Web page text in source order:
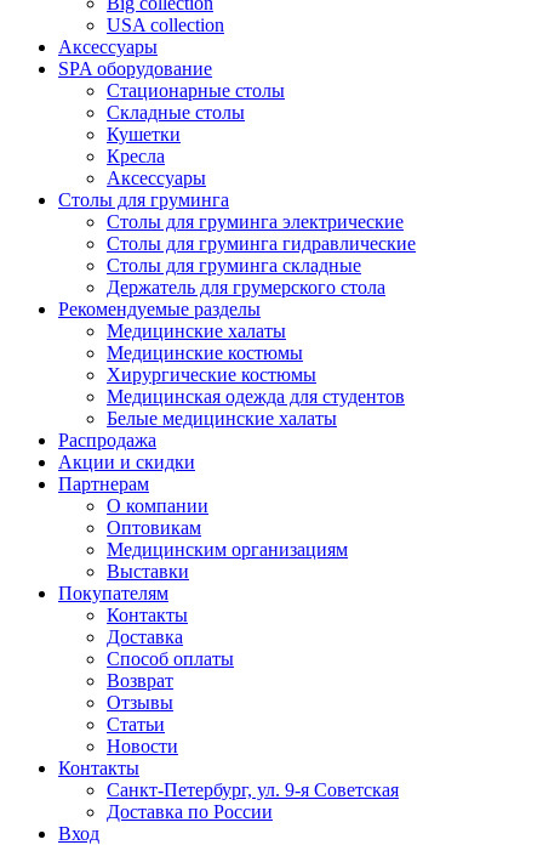
USA collection
Аксессуары
SPA оборудование
Стационарные столы
Складные столы
Кушетки
Кресла
Аксессуары
Столы для груминга
Столы для груминга электрические
Столы для груминга гидравлические
Столы для груминга складные
Держатель для грумерского стола
Рекомендуемые разделы
Медицинские халаты
Медицинские костюмы
Хирургические костюмы
Медицинская одежда для студентов
Белые медицинские халаты
Распродажа
Акции и скидки
Партнерам
О компании
Оптовикам
Медицинским организациям
Выставки
Покупателям
Контакты
Доставка
Способ оплаты
Возврат
Отзывы
Статьи
Новости
Контакты
Санкт-Петербург, ул. 9-я Советская
Доставка по России
Вход